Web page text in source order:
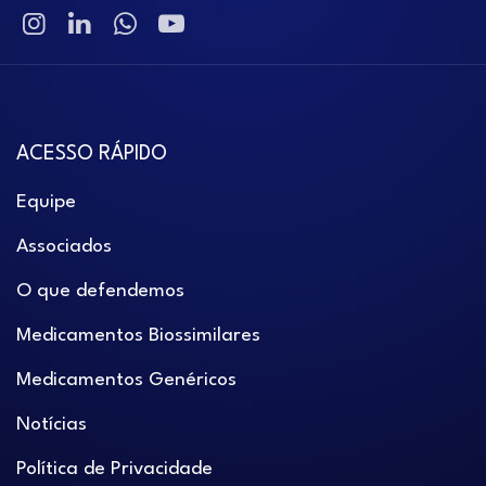
ACESSO RÁPIDO
Equipe
Associados
O que defendemos
Medicamentos Biossimilares
Medicamentos Genéricos
Notícias
Política de Privacidade